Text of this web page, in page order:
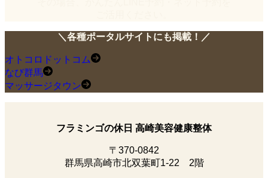
＼各種ポータルサイトにも掲載！／
オトコロドットコム
なび群馬
マッサージタウン
フラミンゴの休日 高崎美容健康整体
〒370-0842
群馬県高崎市北双葉町1-22 2階